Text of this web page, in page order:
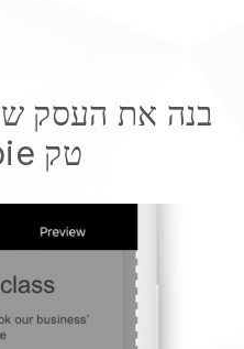
בנה את העסק
Newbie טק